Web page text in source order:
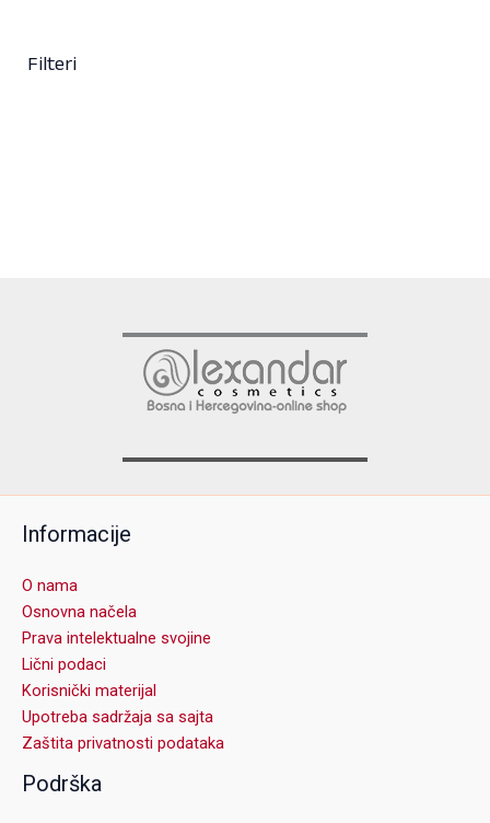
Filteri
Informacije
O nama
Osnovna načela
Prava intelektualne svojine
Lični podaci
Korisnički materijal
Upotreba sadržaja sa sajta
Zaštita privatnosti podataka
Podrška